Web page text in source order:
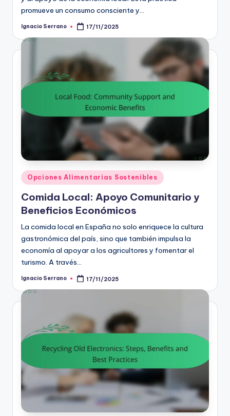
promueve un consumo consciente y…
Posted
Ignacio Serrano 17/11/2025
Posted
Opciones Alimentarias Sostenibles
Comida Local: Apoyo Comunitario y
Beneficios Económicos
La comida local en España no solo enriquece la cultura
gastronómica del país, sino que también impulsa la
economía al apoyar a los agricultores y fomentar el
turismo. A través…
Posted
Ignacio Serrano 17/11/2025